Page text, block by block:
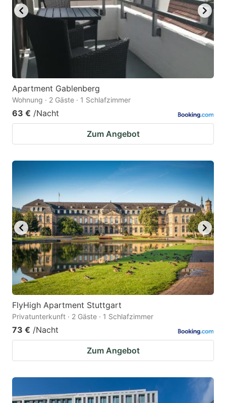
to
keyboard
for
changing
dates.
to
keyboard
shortcuts
Apartment Gablenberg
Wohnung · 2 Gäste · 1 Schlafzimmer
63 € /Nacht
Zum Angebot
FlyHigh Apartment Stuttgart
Privatunterkunft · 2 Gäste · 1 Schlafzimmer
73 € /Nacht
Zum Angebot